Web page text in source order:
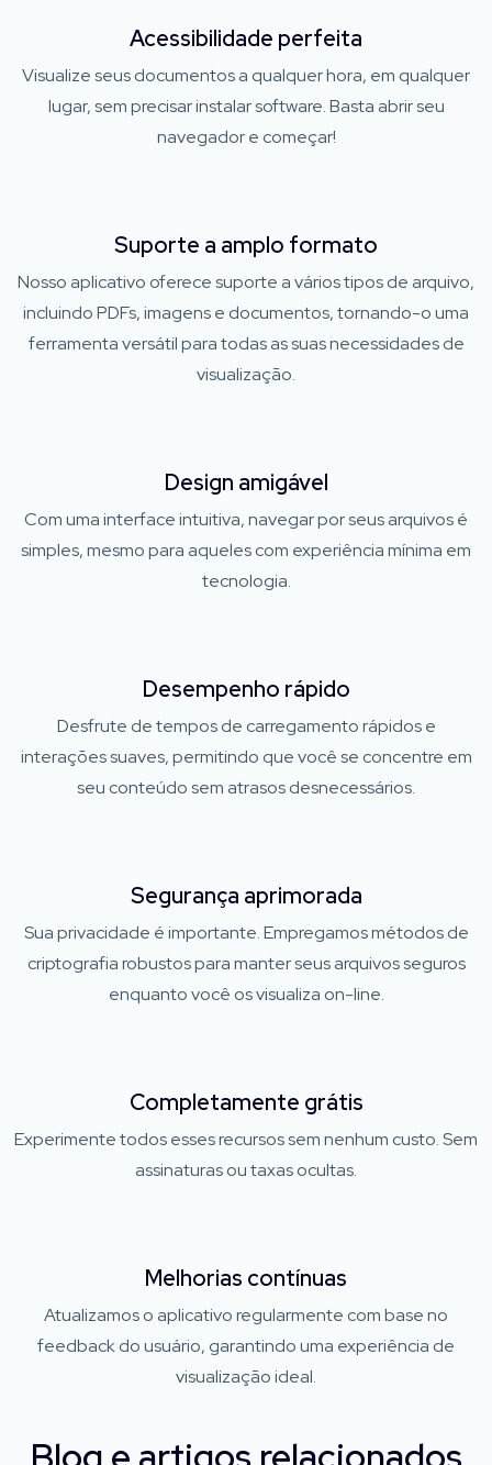
Acessibilidade perfeita
Visualize seus documentos a qualquer hora, em qualquer
lugar, sem precisar instalar software. Basta abrir seu
navegador e começar!
Suporte a amplo formato
Nosso aplicativo oferece suporte a vários tipos de arquivo,
incluindo PDFs, imagens e documentos, tornando-o uma
ferramenta versátil para todas as suas necessidades de
visualização.
Design amigável
Com uma interface intuitiva, navegar por seus arquivos é
simples, mesmo para aqueles com experiência mínima em
tecnologia.
Desempenho rápido
Desfrute de tempos de carregamento rápidos e
interações suaves, permitindo que você se concentre em
seu conteúdo sem atrasos desnecessários.
Segurança aprimorada
Sua privacidade é importante. Empregamos métodos de
criptografia robustos para manter seus arquivos seguros
enquanto você os visualiza on-line.
Completamente grátis
Experimente todos esses recursos sem nenhum custo. Sem
assinaturas ou taxas ocultas.
Melhorias contínuas
Atualizamos o aplicativo regularmente com base no
feedback do usuário, garantindo uma experiência de
visualização ideal.